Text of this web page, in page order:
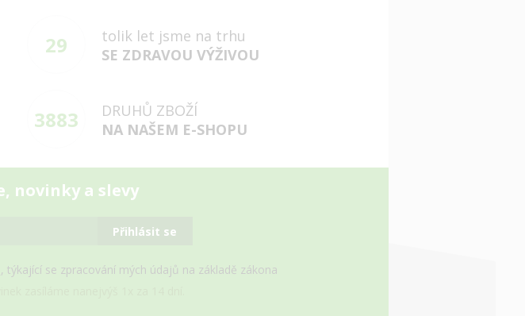
29
tolik let jsme na trhu
SE ZDRAVOU VÝŽIVOU
3883
DRUHŮ ZBOŽÍ
NA NAŠEM E-SHOPU
novinky a slevy
Přihlásit se
, týkající se zpracování mých údajů na základě zákona